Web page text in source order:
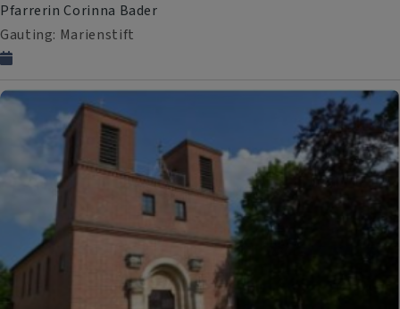
Pfarrerin Corinna Bader
Gauting Marienstift